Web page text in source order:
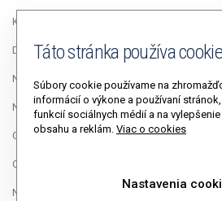
Kariéra
Duálne vzdelávanie
Napísali o nás
Napíšte riaditeľovi
GDPR
Cookies
Nastavenia cookies
Táto stránka používa
Súbory cookie používame na
informácií o výkone a používaní
funkcií sociálnych médií a na
obsahu a reklám. Viac o cookies
Nastavenia